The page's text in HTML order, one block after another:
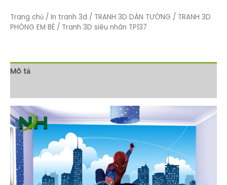
Trang chủ / In tranh 3d / TRANH 3D DÁN TƯỜNG / TRANH 3D
PHÒNG EM BÉ / Tranh 3D siêu nhân TP137
Mô tả